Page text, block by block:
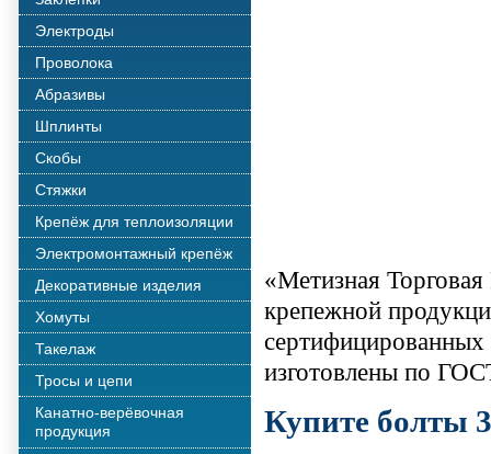
Электроды
Проволока
Абразивы
Шплинты
Скобы
Стяжки
Крепёж для теплоизоляции
Электромонтажный крепёж
Декоративные изделия
Хомуты
Такелаж
Тросы и цепи
Канатно-верёвочная
продукция
«Метизная
крепежной
изготовлены по
Купите болты